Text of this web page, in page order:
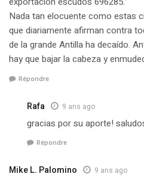
Nada tan elocuente como estas
que diariamente afirman contra
de la grande Antilla ha decaído.
hay que bajar la cabeza y
Répondre
Rafa 9 ans ago
gracias por su aporte!
Répondre
Mike L. Palomino 9 ans ago